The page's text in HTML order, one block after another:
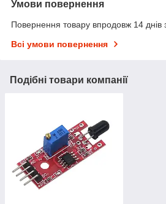
Умови повернення
Повернення товару впродовж 14 днів
Всі умови повернення
Подібні товари компанії